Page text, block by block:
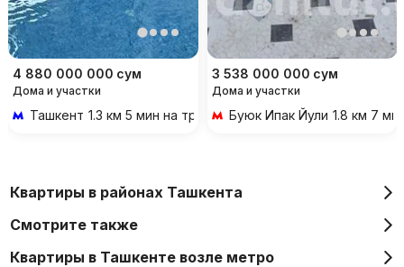
4 880 000 000 сум
Дома и участки
Ташкент 1.3 км 5 мин на транспорте
3 538 000 000 сум
Дома и участки
Буюк Ипак Йули 1.8 км 7
Квартиры в районах Ташкента
Смотрите также
Квартиры в Ташкенте возле метро